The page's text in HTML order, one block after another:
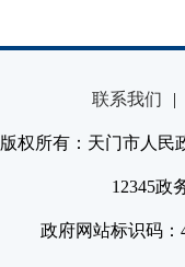
联系我们 |
版权所有：天门市人
12345政
政府网站标识码